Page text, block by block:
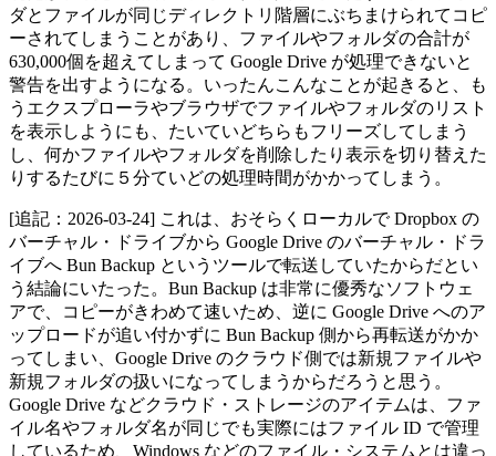
ダとファイルが同じディレクトリ階層にぶちまけられてコピ
ーされてしまうことがあり、ファイルやフォルダの合計が
630,000個を超えてしまって Google Drive が処理できないと
警告を出すようになる。いったんこんなことが起きると、も
うエクスプローラやブラウザでファイルやフォルダのリスト
を表示しようにも、たいていどちらもフリーズしてしまう
し、何かファイルやフォルダを削除したり表示を切り替えた
りするたびに５分ていどの処理時間がかかってしまう。
[追記：2026-03-24] これは、おそらくローカルで Dropbox の
バーチャル・ドライブから Google Drive のバーチャル・ドラ
イブへ Bun Backup というツールで転送していたからだとい
う結論にいたった。Bun Backup は非常に優秀なソフトウェ
アで、コピーがきわめて速いため、逆に Google Drive へのア
ップロードが追い付かずに Bun Backup 側から再転送がかか
ってしまい、Google Drive のクラウド側では新規ファイルや
新規フォルダの扱いになってしまうからだろうと思う。
Google Drive などクラウド・ストレージのアイテムは、ファ
イル名やフォルダ名が同じでも実際にはファイル ID で管理
しているため、Windows などのファイル・システムとは違っ